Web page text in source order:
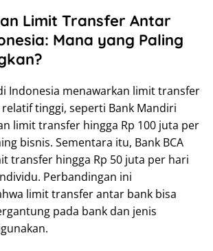
Limit Transfer Antar
Mana yang Paling
Indonesia menawarkan limit transfer
tinggi, seperti Bank Mandiri
limit transfer hingga Rp 100 juta per
bisnis. Sementara itu, Bank BCA
transfer hingga Rp 50 juta per hari
Perbandingan ini
limit transfer antar bank bisa
pada bank dan jenis